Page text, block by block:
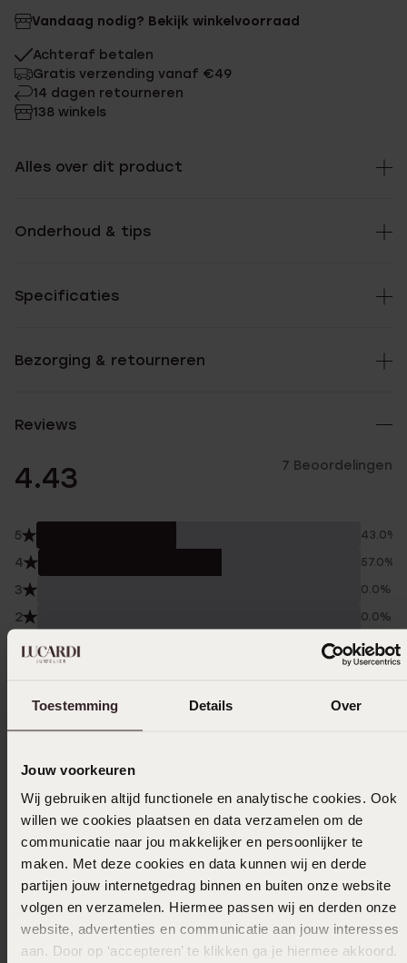
Toestemming Details Over
Jouw voorkeuren
Wij gebruiken altijd functionele en analytische cookies. Ook
willen we cookies plaatsen en data verzamelen om de
communicatie naar jou makkelijker en persoonlijker te
maken. Met deze cookies en data kunnen wij en derde
partijen jouw internetgedrag binnen en buiten onze website
volgen en verzamelen. Hiermee passen wij en derden onze
website, advertenties en communicatie aan jouw interesses
aan. Door op ‘accepteren’ te klikken ga je hiermee akkoord.
Vandaag nodig? Bekijk winkelvoorraad
Achteraf betalen
Gratis verzending vanaf €49
14 dagen retourneren
138 winkels
Alles over dit product
Onderhoud & tips
Specificaties
Bezorging & retourneren
Reviews
4.43 7 Beoordelingen
5 43.0%
4 57.0%
3 0.0%
2 0.0%
0.0%
Trusted shops
03-04-2026 - Bouzian M.
Ik altijd tevreden klant
14-07-2025 - Julia Van Der Hoeven